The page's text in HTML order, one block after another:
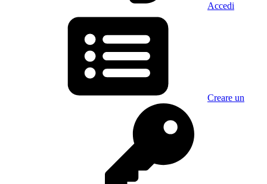
Accedi
Creare un